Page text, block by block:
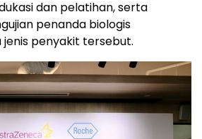
dan pelatihan, serta
penanda biologis
jenis penyakit tersebut.